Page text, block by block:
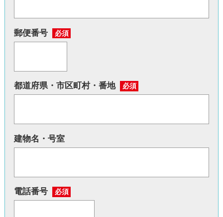
郵便番号 必須
都道府県・市区町村・番地 必須
建物名・号室
電話番号 必須